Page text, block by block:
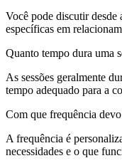
Você pode discutir desde
específicas em
Quanto tempo dura uma
As sessões geralmente
tempo adequado para a
Com que frequência
A frequência é
necessidades e o que